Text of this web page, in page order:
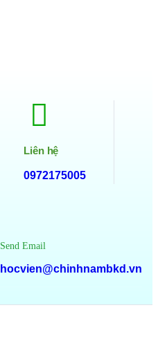
Liên hệ
0972175005
Send Email
hocvien@chinhnambkd.vn